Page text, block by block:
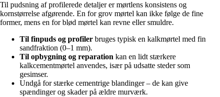
Til pudsning af profilerede detaljer er mørtlens konsistens og
kornstørrelse afgørende. En for grov mørtel kan ikke følge de fine
former, mens en for blød mørtel kan revne eller smuldre.
Til finpuds og profiler bruges typisk en kalkmørtel med fin
sandfraktion (0–1 mm).
Til opbygning og reparation kan en lidt stærkere
kalkcementmørtel anvendes, især på udsatte steder som
gesimser.
Undgå for stærke cementrige blandinger – de kan give
spændinger og skader på ældre murværk.